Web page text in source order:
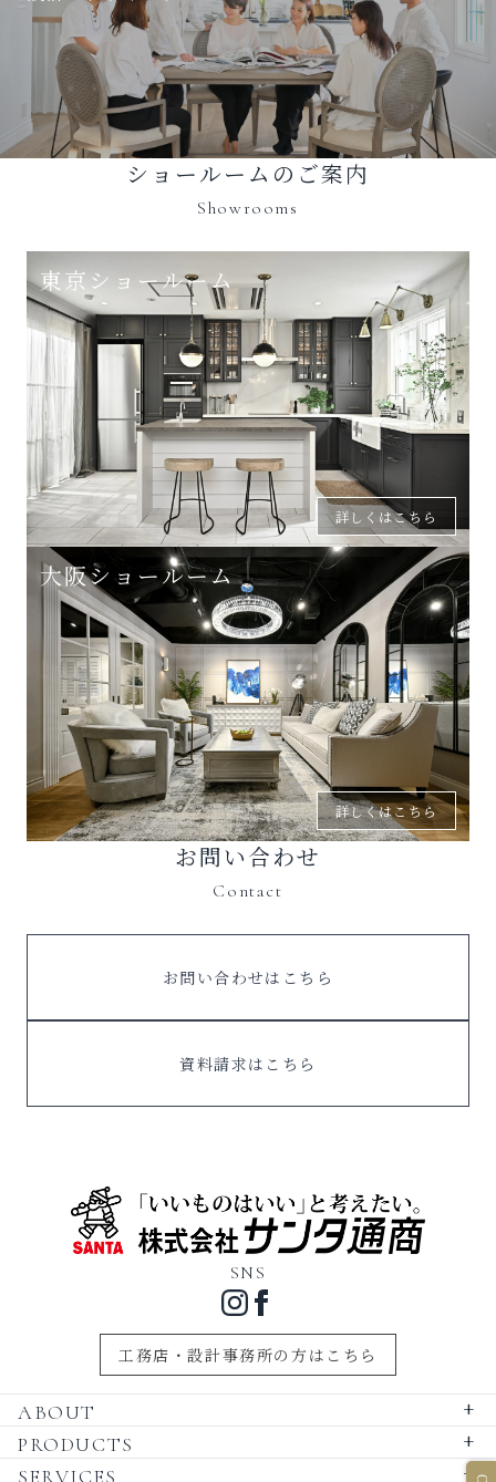
ショールームのご案内
Showrooms
東京ショールーム
詳しくはこちら
大阪ショールーム
詳しくはこちら
お問い合わせ
Contact
お問い合わせはこちら
資料請求はこちら
SNS
工務店・設計事務所の方はこちら
ABOUT +
PRODUCTS +
SERVICES +